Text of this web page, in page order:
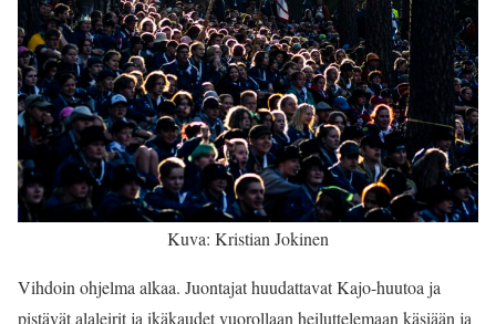
Kuva: Kristian Jokinen
Vihdoin ohjelma alkaa. Juontajat huudattavat Kajo-huutoa ja
pistävät alaleirit ja ikäkaudet vuorollaan heiluttelemaan käsiään ja